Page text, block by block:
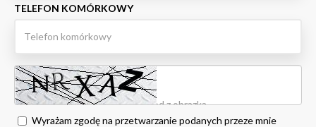
TELEFON KOMÓRKOWY
Wyrażam zgodę na przetwarzanie podanych przeze mnie